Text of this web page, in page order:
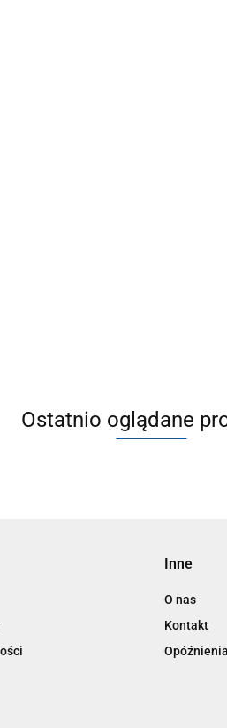
Ostatnio oglądane
Inne
O nas
Kontakt